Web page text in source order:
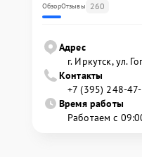
ОбзорОтзывы 260
Адрес
г. Иркутск, ул.
Контакты
+7 (395) 248-
Время работы
Работаем с